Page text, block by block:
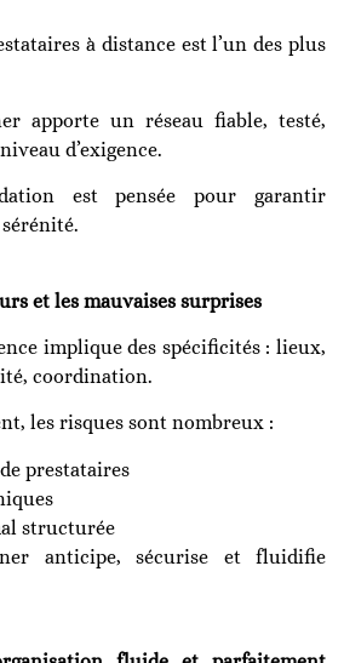
à distance est l’un des plus
apporte un réseau fiable, testé,
d’exigence.
est pensée pour garantir
et les mauvaises surprises
implique des spécificités : lieux,
coordination.
les risques sont nombreux :
prestataires
structurée
anticipe, sécurise et fluidifie